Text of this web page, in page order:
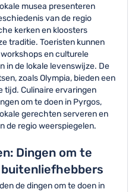
musea presenteren
van de regio
kerken en kloosters
traditie. Toeristen kunnen
en culturele
in de lokale levenswijze. De
zoals Olympia, bieden een
tijd. Culinaire ervaringen
om te doen in Pyrgos,
gerechten serveren en
de regio weerspiegelen.
Dingen om te
de dingen om te doen in